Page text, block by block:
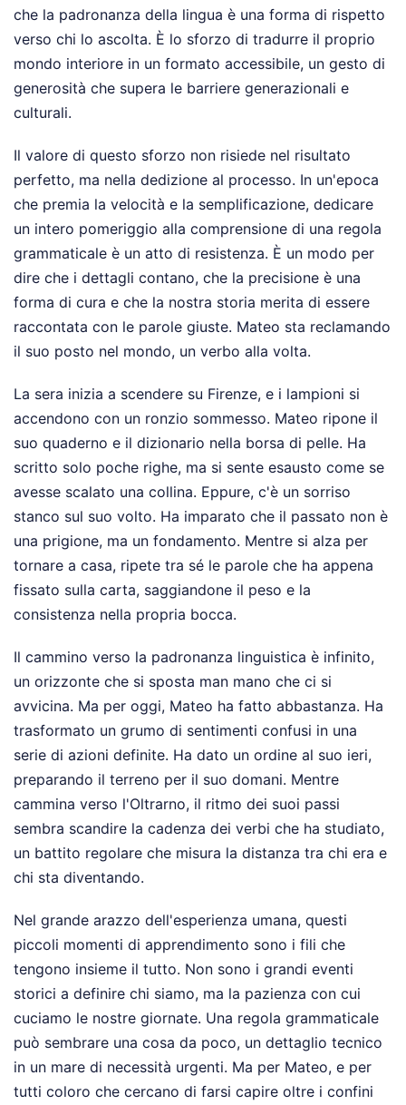
che la padronanza della lingua è una forma di rispetto
verso chi lo ascolta. È lo sforzo di tradurre il proprio
mondo interiore in un formato accessibile, un gesto di
generosità che supera le barriere generazionali e
culturali.
Il valore di questo sforzo non risiede nel risultato
perfetto, ma nella dedizione al processo. In un'epoca
che premia la velocità e la semplificazione, dedicare
un intero pomeriggio alla comprensione di una regola
grammaticale è un atto di resistenza. È un modo per
dire che i dettagli contano, che la precisione è una
forma di cura e che la nostra storia merita di essere
raccontata con le parole giuste. Mateo sta reclamando
il suo posto nel mondo, un verbo alla volta.
La sera inizia a scendere su Firenze, e i lampioni si
accendono con un ronzio sommesso. Mateo ripone il
suo quaderno e il dizionario nella borsa di pelle. Ha
scritto solo poche righe, ma si sente esausto come se
avesse scalato una collina. Eppure, c'è un sorriso
stanco sul suo volto. Ha imparato che il passato non è
una prigione, ma un fondamento. Mentre si alza per
tornare a casa, ripete tra sé le parole che ha appena
fissato sulla carta, saggiandone il peso e la
consistenza nella propria bocca.
Il cammino verso la padronanza linguistica è infinito,
un orizzonte che si sposta man mano che ci si
avvicina. Ma per oggi, Mateo ha fatto abbastanza. Ha
trasformato un grumo di sentimenti confusi in una
serie di azioni definite. Ha dato un ordine al suo ieri,
preparando il terreno per il suo domani. Mentre
cammina verso l'Oltrarno, il ritmo dei suoi passi
sembra scandire la cadenza dei verbi che ha studiato,
un battito regolare che misura la distanza tra chi era e
chi sta diventando.
Nel grande arazzo dell'esperienza umana, questi
piccoli momenti di apprendimento sono i fili che
tengono insieme il tutto. Non sono i grandi eventi
storici a definire chi siamo, ma la pazienza con cui
cuciamo le nostre giornate. Una regola grammaticale
può sembrare una cosa da poco, un dettaglio tecnico
in un mare di necessità urgenti. Ma per Mateo, e per
tutti coloro che cercano di farsi capire oltre i confini